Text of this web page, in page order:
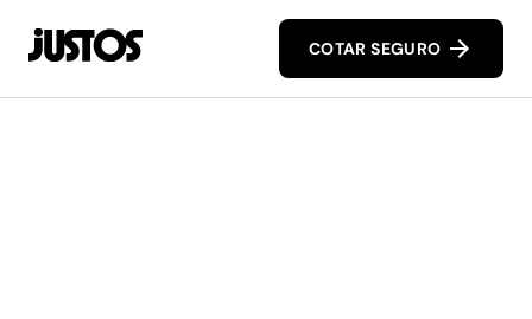
COTAR SEGURO